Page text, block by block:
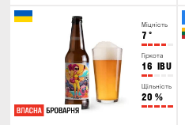
Міцність
7 °
Гіркота
16 IBU
Щільність
20 %